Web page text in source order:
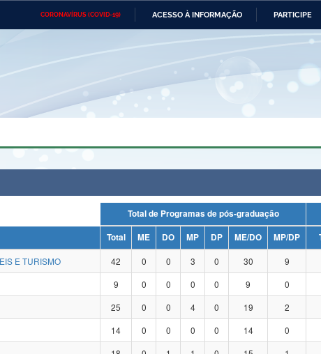
CORONAVÍRUS (COVID-19) ACESSO À INFORMAÇÃO PARTICIPE
Ministério das Relações Ministério da
do Desenvolvimento
e dos Direitos
Geral da União Banco Central do Brasil Planalto
Total de Programas de pós-graduação
Total ME DO MP DP ME/DO MP/DP
E TURISMO
42 0 0 3 0 30 9
9 0 0 0 0 9 0
25 0 0 4 0 19 2
14 0 0 0 0 14 0